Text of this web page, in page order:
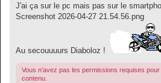
a
e
J'ai ça sur le pc mais pas sur le
Screenshot 2026-04-27 21.54.56.png
Au secouuuurs Diaboloz !
Vous n’avez pas les permissions requises
contenu.